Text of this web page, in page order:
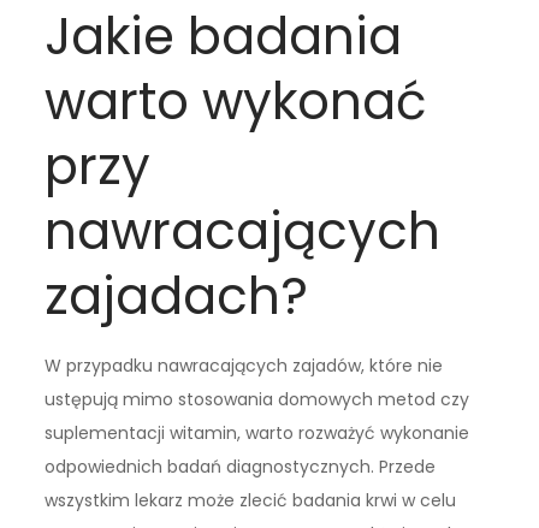
Jakie badania
warto wykonać
przy
nawracających
zajadach?
W przypadku nawracających zajadów, które nie
ustępują mimo stosowania domowych metod czy
suplementacji witamin, warto rozważyć wykonanie
odpowiednich badań diagnostycznych. Przede
wszystkim lekarz może zlecić badania krwi w celu